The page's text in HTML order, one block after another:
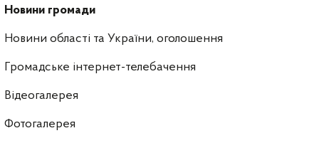
Новини громади
Новини області та України, оголошення
Громадське інтернет-телебачення
Відеогалерея
Фотогалерея